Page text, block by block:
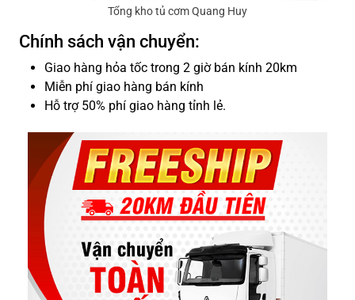
Tổng kho tủ cơm Quang Huy
Chính sách vận chuyển:
Giao hàng hỏa tốc trong 2 giờ bán kính 20km
Miễn phí giao hàng bán kính
Hỗ trợ 50% phí giao hàng tỉnh lẻ.